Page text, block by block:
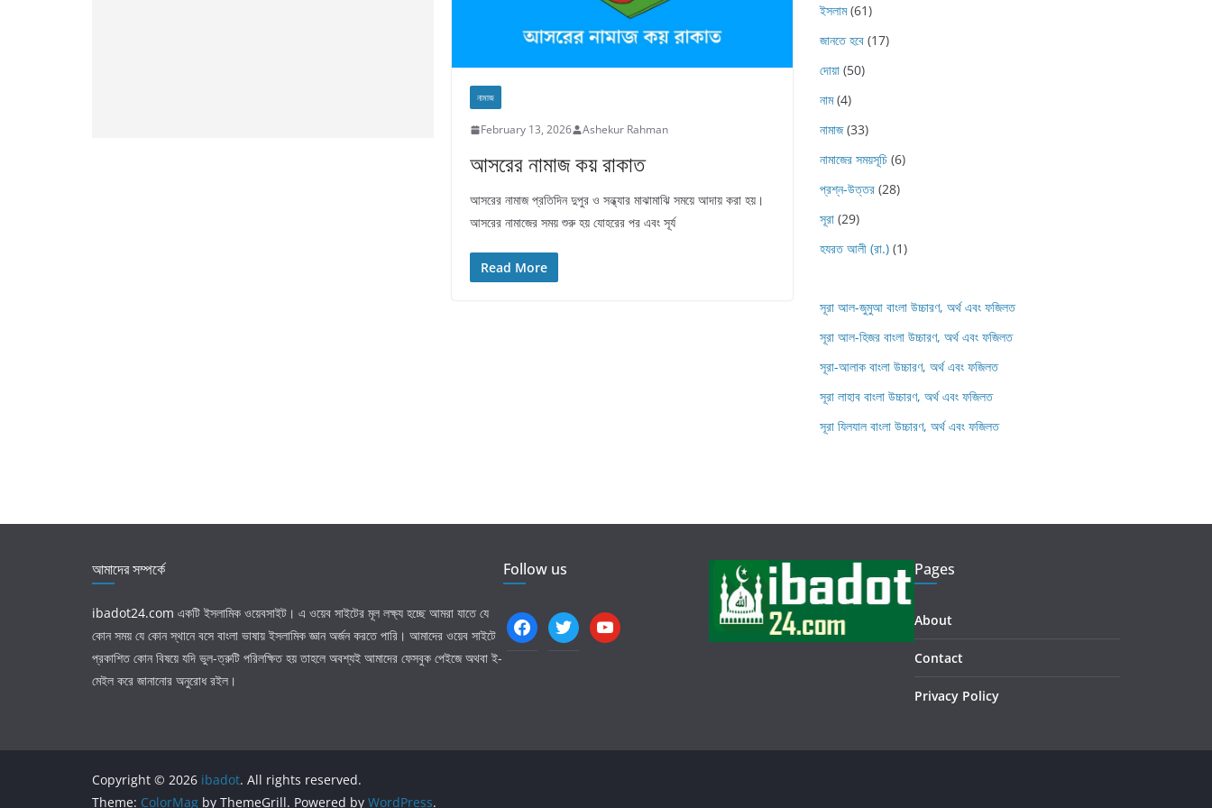
নামাজ
February 13, 2026 Ashekur Rahman
আসরের নামাজ কয় রাকাত
আসরের নামাজ প্রতিদিন দুপুর ও সন্ধ্যার মাঝামাঝি সময়ে আদায় করা হয়।
আসরের নামাজের সময় শুরু হয় যোহরের পর এবং সূর্য
Read More
ইসলাম(61)
জানতে হবে (17)
দোয়া (50)
নাম(4)
নামাজ(33)
নামাজের সময়সূচি (6)
প্রশ্ন-উত্তর (28)
সূরা (29)
হযরত আলী (রা.) (1)
সূরা আল-জুমুআ বাংলা উচ্চারণ, অর্থ এবং ফজিলত
সূরা আল-হিজর বাংলা উচ্চারণ, অর্থ এবং ফজিলত
সূরা-আলাক বাংলা উচ্চারণ, অর্থ এবং ফজিলত
সূরা লাহাব‌‌‌ বাংলা উচ্চারণ, অর্থ এবং ফজিলত
সূরা যিলযাল বাংলা উচ্চারণ, অর্থ এবং ফজিলত
আমাদের সম্পর্কে
ibadot24.com একটি ইসলামিক ওয়েবসাইট। এ ওয়েব সাইটের মূল লক্ষ্য হচ্ছে আমরা যাতে যে
কোন সময় যে কোন স্থানে বসে বাংলা ভাষায় ইসলামিক জ্ঞান অর্জন করতে পারি। আমাদের ওয়েব সাইটে
প্রকাশিত কোন বিষয়ে যদি ভুল-ত্রুটি পরিলক্ষিত হয় তাহলে অবশ্যই আমাদের ফেসবুক পেইজে অথবা ই-
মেইল করে জানানোর অনুরোধ রইল।
Follow us
facebooktwitter youtube
Pages
About
Contact
Privacy Policy
Copyright © 2026 ibadot. All rights reserved.
Theme: ColorMag by ThemeGrill. Powered by WordPress.